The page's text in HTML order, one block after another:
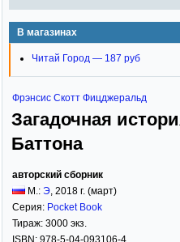
В магазинах
Читай Город — 187 руб
Фрэнсис Скотт Фицджеральд
Загадочная
Баттона
авторский сборник
М.: Э 2018 г. (март)
Серия: Pocket Book
Тираж: 3000 экз.
ISBN: 978-5-04-093106-4